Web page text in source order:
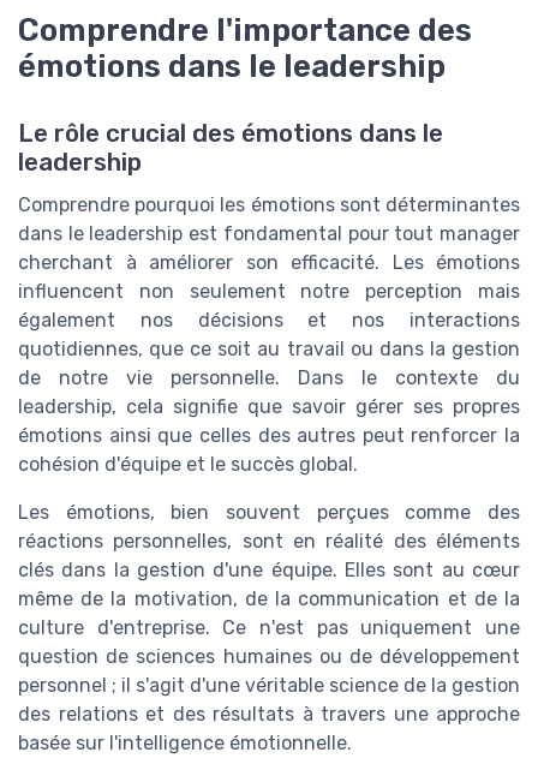
Comprendre l'importance des
émotions dans le leadership
Le rôle crucial des émotions dans le
leadership
Comprendre pourquoi les émotions sont déterminantes
dans le leadership est fondamental pour tout manager
cherchant à améliorer son efficacité. Les émotions
influencent non seulement notre perception mais
également nos décisions et nos interactions
quotidiennes, que ce soit au travail ou dans la gestion
de notre vie personnelle. Dans le contexte du
leadership, cela signifie que savoir gérer ses propres
émotions ainsi que celles des autres peut renforcer la
cohésion d'équipe et le succès global.
Les émotions, bien souvent perçues comme des
réactions personnelles, sont en réalité des éléments
clés dans la gestion d'une équipe. Elles sont au cœur
même de la motivation, de la communication et de la
culture d'entreprise. Ce n'est pas uniquement une
question de sciences humaines ou de développement
personnel ; il s'agit d'une véritable science de la gestion
des relations et des résultats à travers une approche
basée sur l'intelligence émotionnelle.